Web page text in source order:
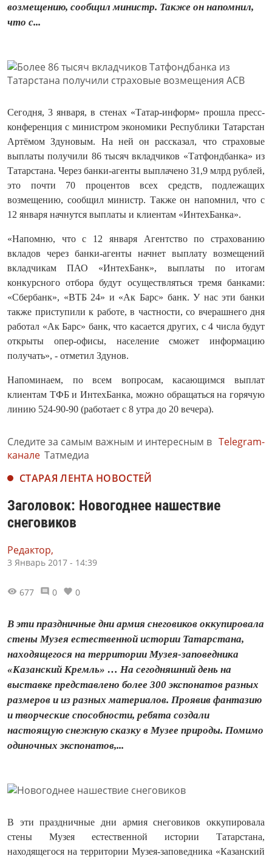
возмещению, сообщил министр. Также он напомнил,
что с...
Сегодня, 3 января, в стенах «Татар-информ» прошла пресс-
конференция с министром экономики Республики Татарстан
Артёмом Здуновым. На ней он рассказал, что страховые
выплаты получили 86 тысяч вкладчиков «Татфондбанка» из
Татарстана. Через банки-агенты выплачено 31,9 млрд рублей,
это почти 70 процентов всех средств, подлежащих
возмещению, сообщил министр. Также он напомнил, что с
12 января начнутся выплаты и клиентам «ИнтехБанка».
«Напомню, что с 12 января Агентство по страхованию
вкладов через банки-агенты начнет выплату возмещений
вкладчикам ПАО «ИнтехБанк», выплаты по итогам
конкурсного отбора будут осуществляться тремя банками:
«Сбербанк», «ВТБ 24» и «Ак Барс» банк. У нас эти банки
также приступили к работе, в частности, со вчерашнего дня
работал «Ак Барс» банк, что касается других, с 4 числа будут
открыты опер-офисы, население сможет информацию
получать», - отметил Здунов.
Напоминаем, по всем вопросам, касающимся выплат
клиентам ТФБ и ИнтехБанка, можно обращаться на горячую
линию 524-90-90 (работает с 8 утра до 20 вечера).
Следите за самым важным и интересным в Telegram-
канале Татмедиа
СТАРАЯ ЛЕНТА НОВОСТЕЙ
Заголовок: Новогоднее нашествие
снеговиков
Редактор,
3 Январь 2017 - 14:39
677 0 0
В эти праздничные дни армия снеговиков оккупировала
стены Музея естественной истории Татарстана,
находящегося на территории Музея-заповедника
«Казанский Кремль» … На сегодняшний день на
выставке представлено более 300 экспонатов разных
размеров и из разных материалов. Проявив фантазию
и творческие способности, ребята создали
настоящую снежную сказку в Музее природы. Помимо
одиночных экспонатов,...
В эти праздничные дни армия снеговиков оккупировала
стены Музея естественной истории Татарстана,
находящегося на территории Музея-заповедника «Казанский